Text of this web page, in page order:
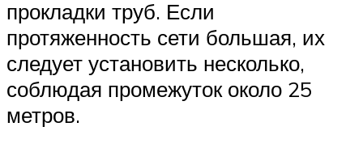
прокладки труб. Если
протяженность сети большая, их
следует установить несколько,
соблюдая промежуток около 25
метров.